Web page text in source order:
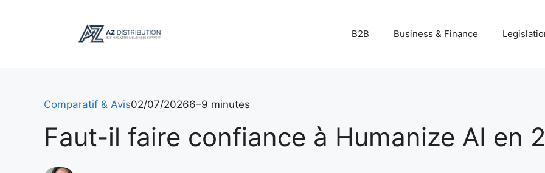
B2B Business & Finance
Comparatif & Avis02/07/20266–9 minutes
Faut-il faire confiance à Humanize AI en